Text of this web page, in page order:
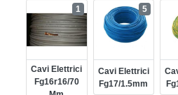
Cavi Elettrici
Fg16r16/70
1
Cavi Elettrici
Fg17/1.5mm
5